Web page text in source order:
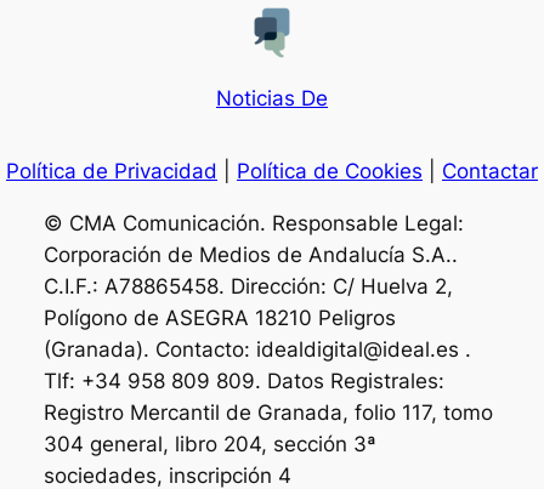
Noticias De
Política de Privacidad Política de Cookies Contactar
© CMA Comunicación. Responsable Legal:
Corporación de Medios de Andalucía S.A..
C.I.F.: A78865458. Dirección: C/ Huelva 2,
Polígono de ASEGRA 18210 Peligros
(Granada). Contacto: idealdigital@ideal.es .
Tlf: +34 958 809 809. Datos Registrales:
Registro Mercantil de Granada, folio 117, tomo
304 general, libro 204, sección 3ª
sociedades, inscripción 4